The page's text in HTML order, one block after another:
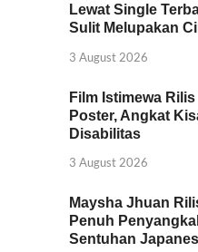
Lewat Single
Sulit Melupakan
3 August 2026
Film Istimewa
Poster, Angkat
Disabilitas
3 August 2026
Maysha Jhuan
Penuh
Sentuhan